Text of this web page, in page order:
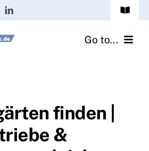
Toggle
Go to...
finden |
&